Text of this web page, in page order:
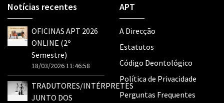
Notícias recentes
OFICINAS APT 2026
ONLINE (2º
Semestre)
18/03/2026 11:46:58
TRADUTORES/INTÉRPRETES
JUNTO DOS
APT
A Direcção
Estatutos
Código Deontológico
Política de Privacidade
Perguntas Frequentes